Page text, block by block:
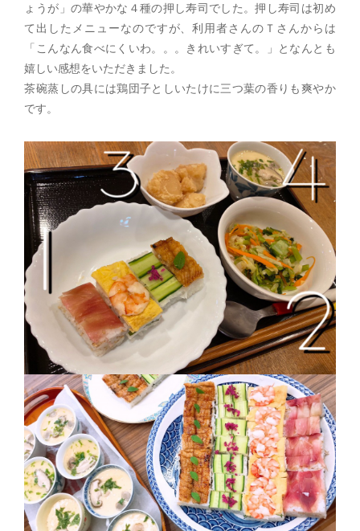
ょうが」の華やかな４種の押し寿司でした。押し寿司は初め
て出したメニューなのですが、利用者さんのＴさんからは
「こんなん食べにくいわ。。。きれいすぎて。」となんとも
嬉しい感想をいただきました。
茶碗蒸しの具には鶏団子としいたけに三つ葉の香りも爽やか
です。